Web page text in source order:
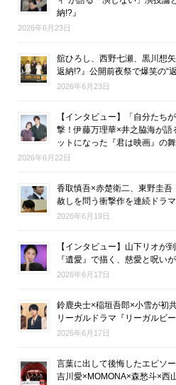
納!?』
2026年6月23日
舘ひろし、西野七瀬、黒川想
返納!?』公開前夜祭で爆笑の“
2026年6月23日
【インタビュー】「自分たち
撃！伊藤万理華×井之脇海が
ットになった『君は映画』の舞
2026年6月22日
香取慎吾×赤楚衛二、東野圭
赦しを問う衝撃作を連続ドラ
2026年6月19日
【インタビュー】山下リオが
『遺愛』で描く、慈愛と呪い
2026年6月17日
鈴鹿央士×稲垣吾郎×小雪が初
リーガルドラマ『リーガルビ
2026年6月17日
言葉に出して後悔したエピソ
吉川愛×MOMONA×森愁斗×西